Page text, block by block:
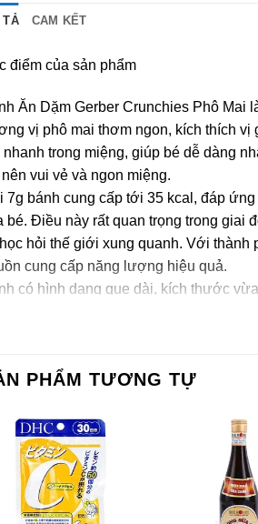
TẢ CAM KẾT
điểm của sản phẩm
Ăn Dặm Gerber Crunchies Phô
vị phô mai thơm ngon, kích thích
nhanh trong miệng, giúp bé dễ dàng
vui vẻ và ngon miệng.
7g bánh cung cấp tới 35 kcal, đáp
bé. Điều này rất quan trọng trong giai
hỏi thế giới xung quanh. Với thành
cung cấp năng lượng hiệu quả.
có hình dạng que dài, kích thước
Phô Mai chắc chắn sẽ là món
muối, phô mai Cheddar
từ annatto, chất tạo phức kim loại
oxy hóa tocopherol concentrat
E).
PHẨM TƯƠNG TỰ